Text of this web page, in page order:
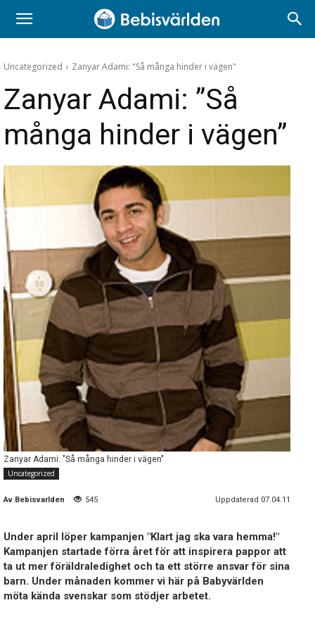
Uncategorized Zanyar Adami: "Så många hinder i vägen"
Zanyar Adami: ”Så
många hinder i vägen”
Zanyar Adami: "Så många hinder i vägen"
Uncategorized
Av Bebisvarlden 545 Uppdaterad 07.04.11
Under april löper kampanjen "Klart jag ska vara hemma!"
Kampanjen startade förra året för att inspirera pappor att
ta ut mer föräldraledighet och ta ett större ansvar för sina
barn. Under månaden kommer vi här på Babyvärlden
möta kända svenskar som stödjer arbetet.